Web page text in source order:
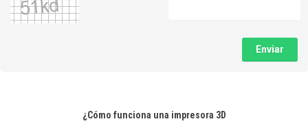
Enviar
¿Cómo funciona una impresora 3D